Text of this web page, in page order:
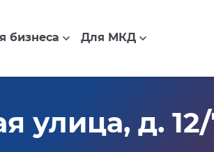
бизнеса Для МКД
улица, д. 12/